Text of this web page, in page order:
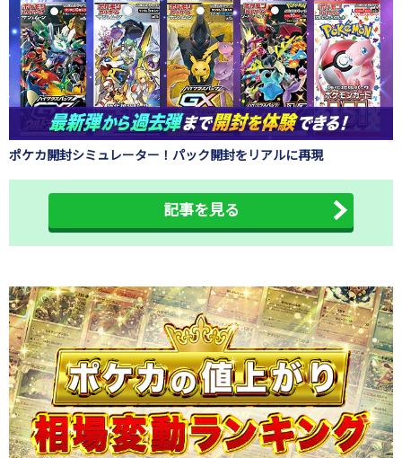
ポケカ開封シミュレーター！パック開封をリアルに再現
記事を見る